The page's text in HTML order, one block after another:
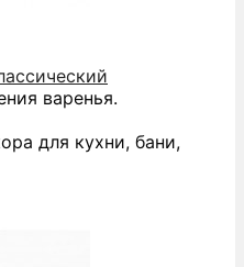
варенья.
для кухни, бани,